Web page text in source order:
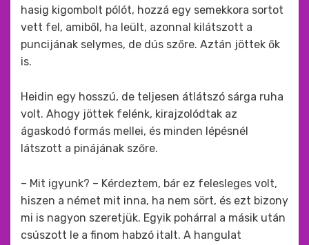
hasig kigombolt pólót, hozzá egy semekkora sortot
vett fel, amiből, ha leült, azonnal kilátszott a
puncijának selymes, de dús szőre. Aztán jöttek ők
is.
Heidin egy hosszú, de teljesen átlátszó sárga ruha
volt. Ahogy jöttek felénk, kirajzolódtak az
ágaskodó formás mellei, és minden lépésnél
látszott a pinájának szőre.
– Mit igyunk? – Kérdeztem, bár ez felesleges volt,
hiszen a német mit inna, ha nem sört, és ezt bizony
mi is nagyon szeretjük. Egyik pohárral a másik után
csúszott le a finom habzó italt. A hangulat